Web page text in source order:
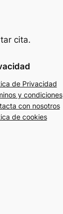
cita.
de Privacidad
y condiciones
con nosotros
de cookies